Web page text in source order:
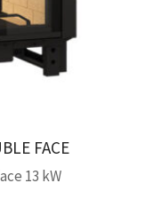
FACE
13 kW